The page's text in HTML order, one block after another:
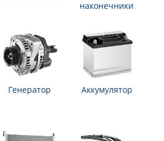
наконечники
Генератор Аккумулятор